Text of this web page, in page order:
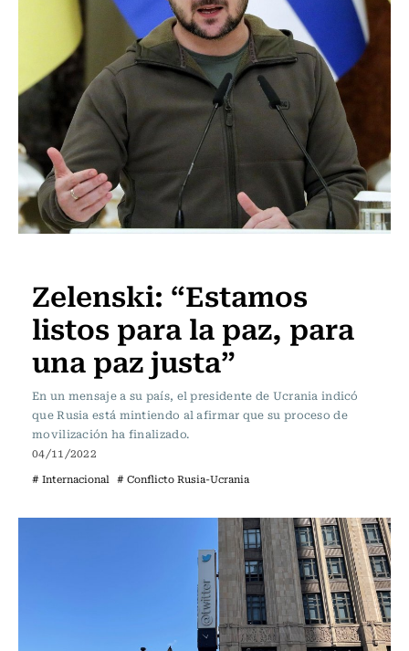
Zelenski: “Estamos
listos para la paz, para
una paz justa”
En un mensaje a su país, el presidente de Ucrania indicó
que Rusia está mintiendo al afirmar que su proceso de
movilización ha finalizado.
04/11/2022
# Internacional # Conflicto Rusia-Ucrania